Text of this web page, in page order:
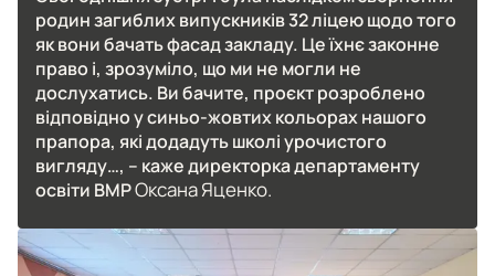
родин загиблих випускників 32 ліцею щодо того
як вони бачать фасад закладу. Це їхнє законне
право і, зрозуміло, що ми не могли не
дослухатись. Ви бачите, проєкт розроблено
відповідно у синьо-жовтих кольорах нашого
прапора, які додадуть школі урочистого
вигляду…, – каже директорка департаменту
освіти ВМРОксана Яценко.